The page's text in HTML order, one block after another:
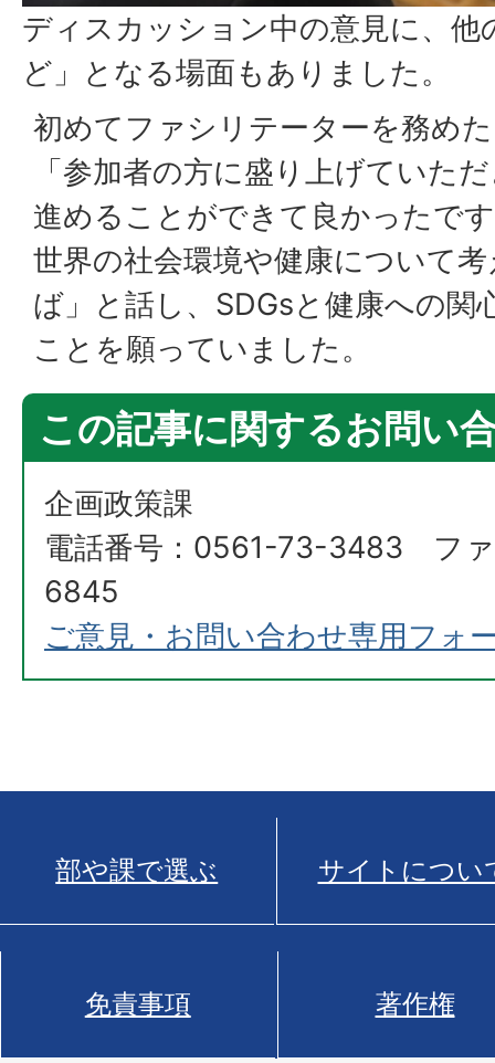
ディスカッション中の意見に、他
ど」となる場面もありました。
初めてファシリテーターを務め
「参加者の方に盛り上げていた
進めることができて良かったで
世界の社会環境や健康について
ば」と話し、SDGsと健康への関
ことを願っていました。
この記事に関するお問い
企画政策課
電話番号：0561-73-3483 フ
6845
ご意見・お問い合わせ専用フォ
部や課で選ぶ サイトについ
免責事項 著作権